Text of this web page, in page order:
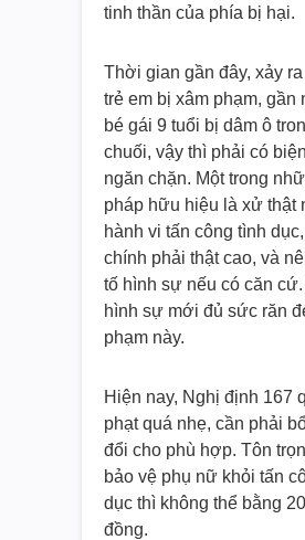
tinh thần của phía bị hại.
Thời gian gần đây, xảy
trẻ em bị xâm phạm, gần
bé gái 9 tuổi bị dâm ô
chuối, vậy thì phải có
ngăn chặn. Một trong
pháp hữu hiệu là xử thật
hành vi tấn công tình
chính phải thật cao, và
tố hình sự nếu có căn
hình sự mới đủ sức răn
phạm này.
Hiện nay, Nghị định 167
phạt quá nhẹ, cần phải
đổi cho phù hợp. Tôn
bảo vệ phụ nữ khỏi tấn
dục thì không thể bằng
đồng.